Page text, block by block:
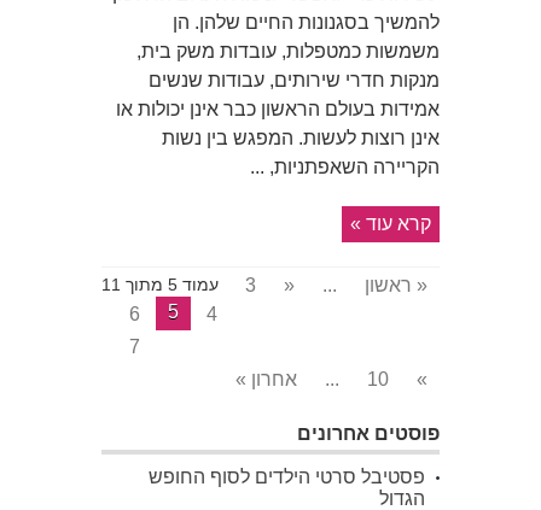
להמשיך בסגנונות החיים שלהן. הן
משמשות כמטפלות, עובדות משק בית,
מנקות חדרי שירותים, עבודות שנשים
אמידות בעולם הראשון כבר אינן יכולות או
אינן רוצות לעשות. המפגש בין נשות
הקריירה השאפתניות, ...
קרא עוד »
עמוד 5 מתוך 11 « ראשון ...
«
3
4
5
6
7
»
10
... אחרון »
פוסטים אחרונים
פסטיבל סרטי הילדים לסוף החופש
הגדול